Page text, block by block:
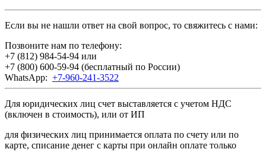
Если вы не нашли ответ на свой вопрос, то свяжитесь с нами:
Позвоните нам по телефону:
+7 (812) 984-54-94 или
+7 (800) 600-59-94 (бесплатный по России)
WhatsApp: +7-960-241-3522
Для юридических лиц счет выставляется с учетом НДС
(включен в стоимость), или от ИП
для физических лиц принимается оплата по счету или по
карте, списание денег с карты при онлайн оплате только